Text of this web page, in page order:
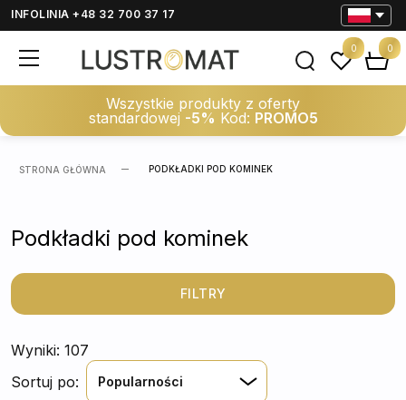
INFOLINIA +48 32 700 37 17
Wszystkie produkty z oferty
standardowej -5% Kod: PROMO5
0 0
STRONA GŁÓWNA PODKŁADKI POD KOMINEK
Podkładki pod kominek
FILTRY
Wyniki: 107
Sortuj po:
Popularności